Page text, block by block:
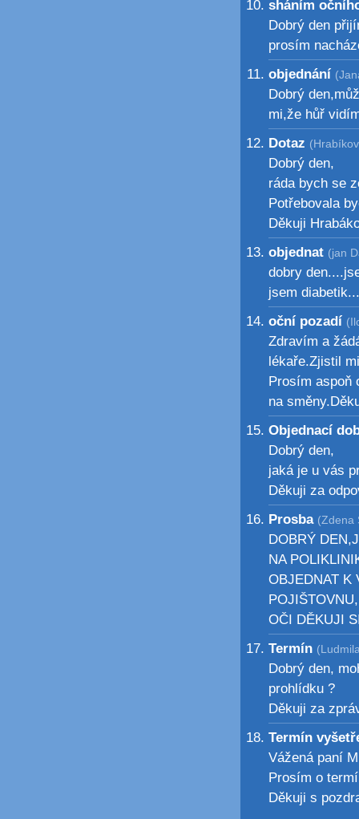
sháním
Dobrý den
prosím
objednání
Dobrý
mi,že hůř
Dotaz
Dobrý den,
ráda bych se
Potřebovala
Děkuji
objednat (jan
dobry
jsem
oční pozadí
Zdravím a
lékaře.Zjistil
Prosím aspoň
na
Objednací
Dobrý den,
jaká je u vás
Děkuji za
Prosba (Zdena
DOBRÝ
NA
OBJEDNAT K
OČI DĚKUJI
Termín
Dobrý den,
prohlídku ?
Děkuji za
Termín
Vážená paní
Prosím o
Děkuji s